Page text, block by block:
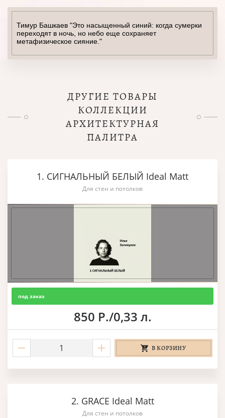
Тимур Башкаев "Это насыщенный синий: когда сумерки
переходят в ночь, но небо еще сохраняет
метафизическое сияние."
ДРУГИЕ ТОВАРЫ
КОЛЛЕКЦИИ
АРХИТЕКТУРНАЯ
ПАЛИТРА
1. СИГНАЛЬНЫЙ БЕЛЫЙ Ideal Matt
Для стен и потолков
под заказ
850 Р./0,33 л.
В КОРЗИНУ
2. GRACE Ideal Matt
Для стен и потолков